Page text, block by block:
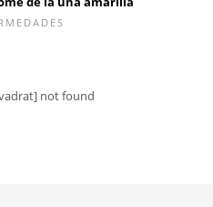
not found